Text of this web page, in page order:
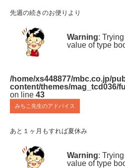
先週の続きのお便りより
Warning:
value of type
/home/xs448877/mbc.co.jp/
content/themes/mag_tcd036/
on line 43
みちこ先生のアドバイス
あと１ヶ月もすれば夏休み
Warning:
value of type